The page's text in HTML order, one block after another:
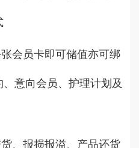
会员卡即可储值亦可绑
意向会员、护理计划及
、报损报溢、产品还货